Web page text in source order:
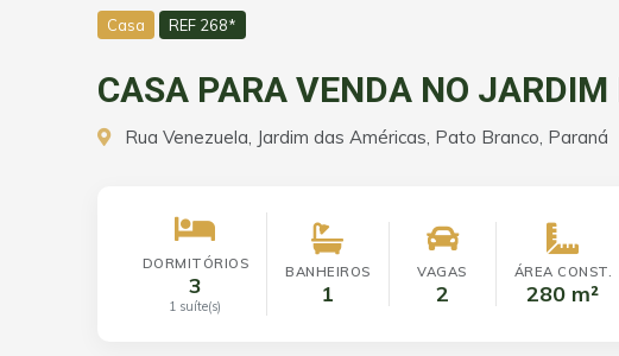
Casa REF 268*
CASA PARA VENDA NO
Rua Venezuela, Jardim das Américas, Pato Branco, Paraná
DORMITÓRIOS
3
1 suíte(s)
BANHEIROS
1
VAGAS
2
ÁREA CONST.
280 m²